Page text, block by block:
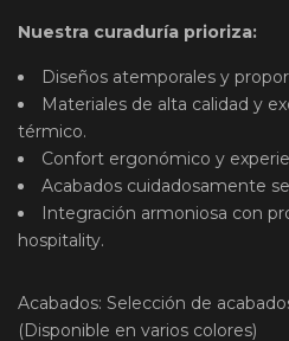
Nuestra curaduría prioriza:
Diseños atemporales y
Materiales de alta calidad y
térmico.
Confort ergonómico y
Acabados cuidadosamente
Integración armoniosa con
hospitality.
Acabados: Selección de
(Disponible en varios colores)